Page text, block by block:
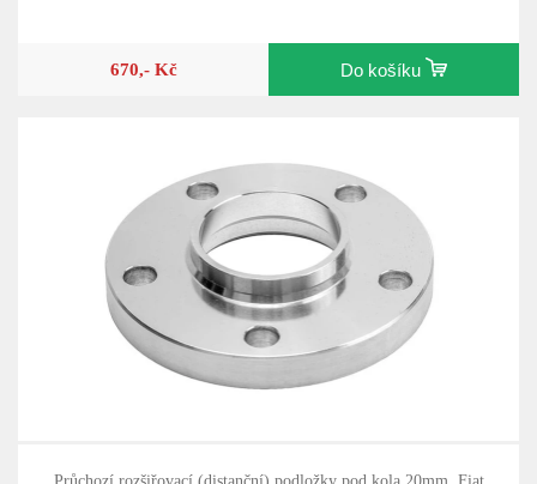
670,- Kč Do košíku